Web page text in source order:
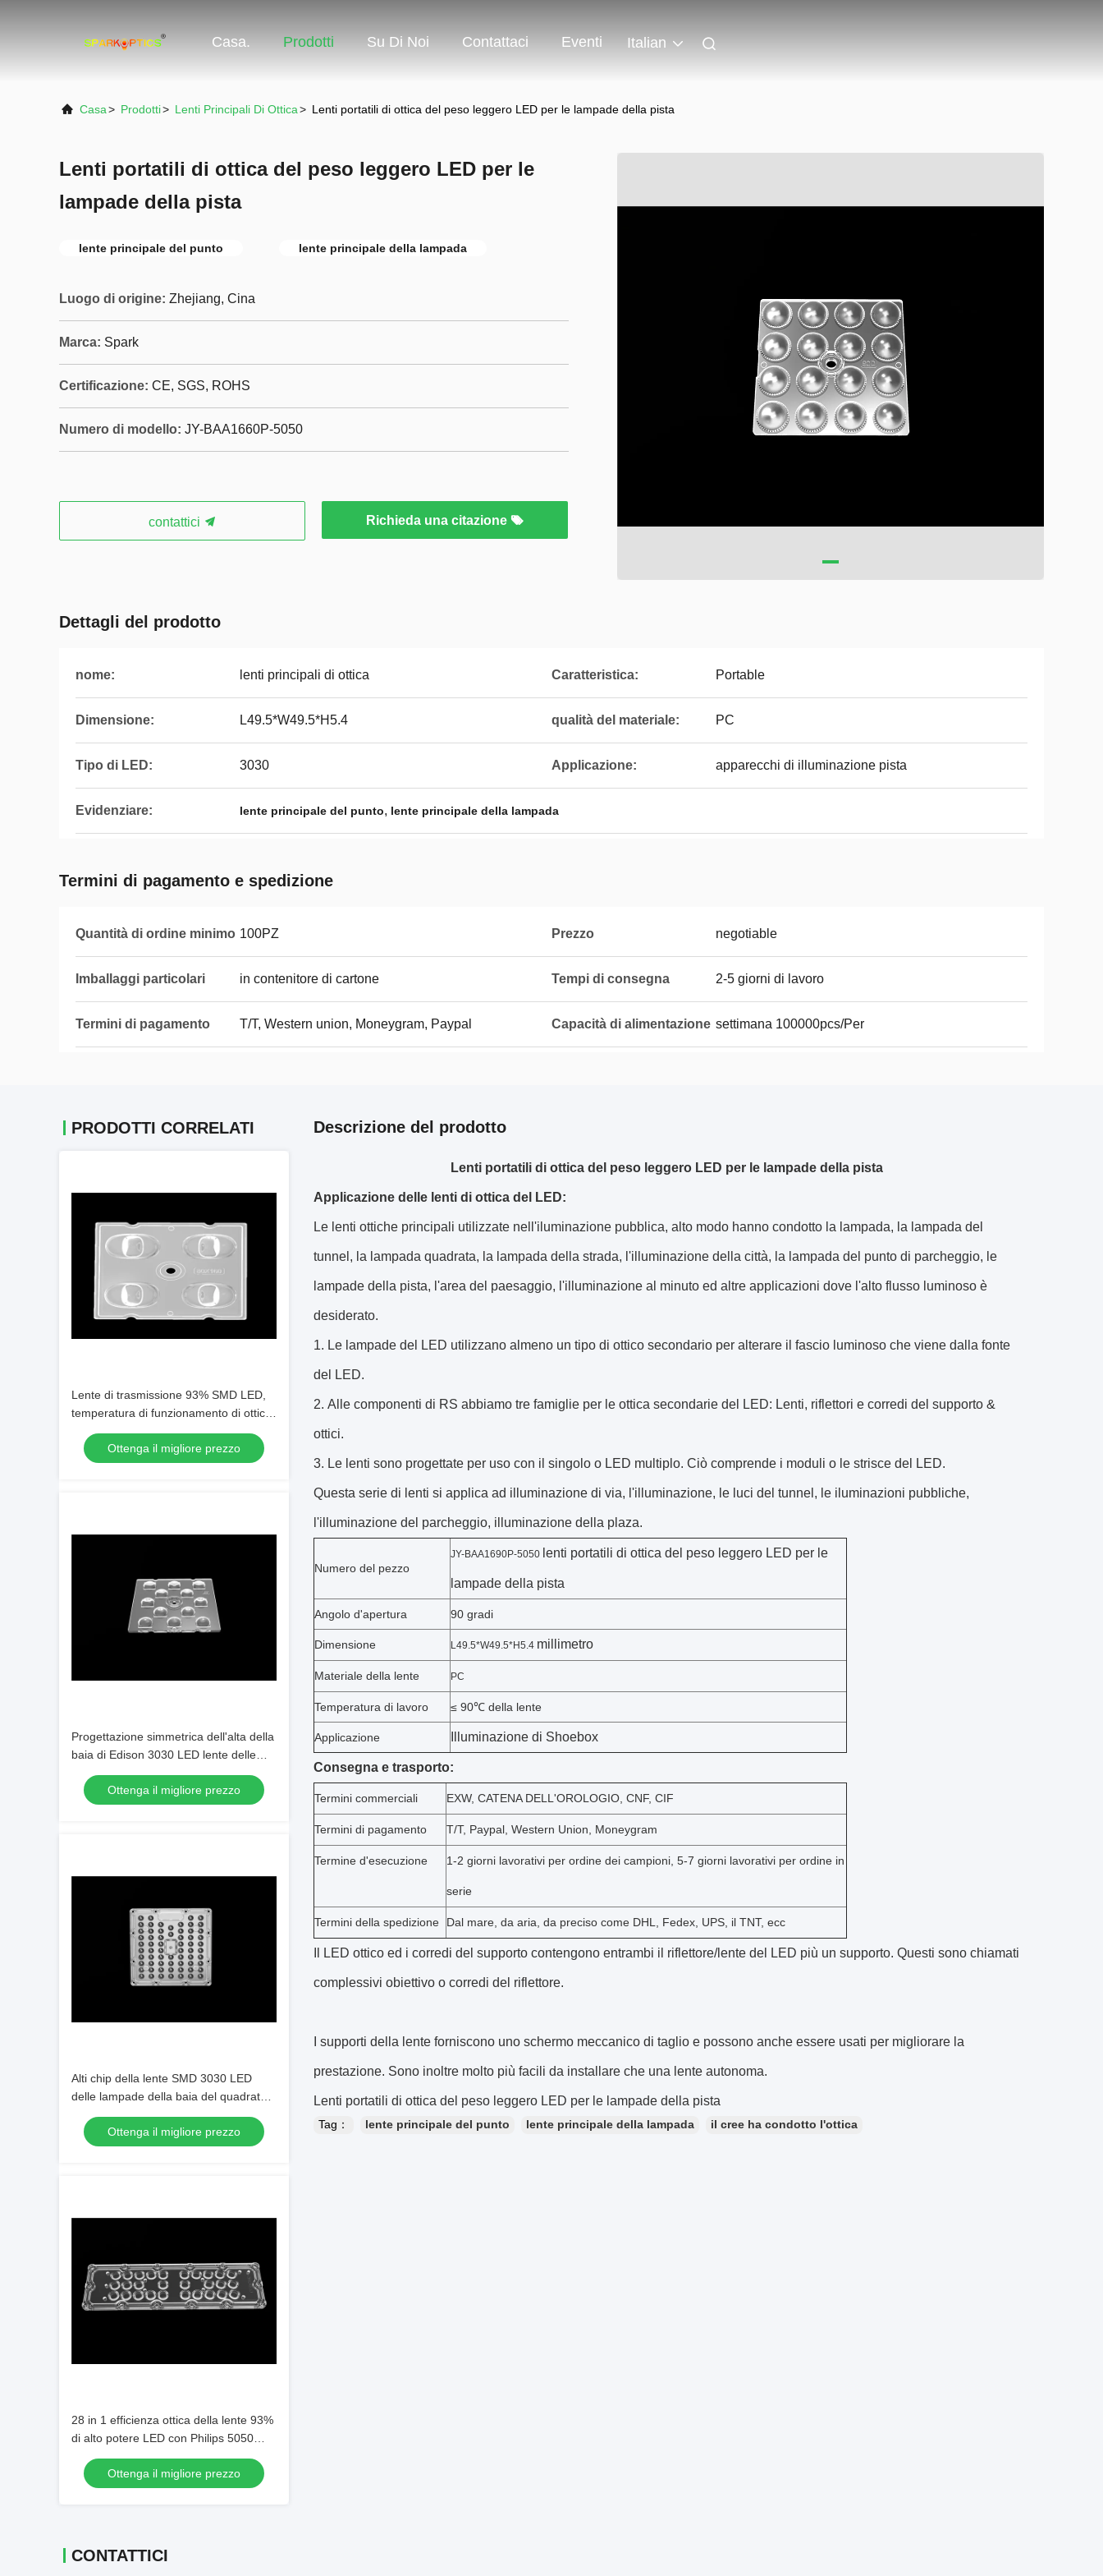
Casa. Prodotti Su Di Noi Contattaci Eventi Italian
Casa> Prodotti> Lenti Principali Di Ottica> Lenti portatili di ottica del peso leggero LED per le lampade della pista
Lenti portatili di ottica del peso leggero LED per le
lampade della pista
lente principale del punto lente principale della lampada
Luogo di origine: Zhejiang, Cina
Marca: Spark
Certificazione: CE, SGS, ROHS
Numero di modello: JY-BAA1660P-5050
contattici Richieda una citazione
Dettagli del prodotto
nome: lenti principali di ottica Caratteristica: Portable
Dimensione: L49.5*W49.5*H5.4 qualità del materiale: PC
Tipo di LED: 3030 Applicazione: apparecchi di illuminazione pista
Evidenziare: lente principale del punto, lente principale della lampada
Termini di pagamento e spedizione
Quantità di ordine minimo 100PZ Prezzo negotiable
Imballaggi particolari in contenitore di cartone Tempi di consegna 2-5 giorni di lavoro
Termini di pagamento T/T, Western union, Moneygram, Paypal Capacità di alimentazione settimana 100000pcs/Per
PRODOTTI CORRELATI
Lente di trasmissione 93% SMD LED,
temperatura di funzionamento di ottica
dei riflettori del LED sotto 90℃
Ottenga il migliore prezzo
Progettazione simmetrica dell'alta della
baia di Edison 3030 LED lente delle
lampade per illuminazione all'aperto
Ottenga il migliore prezzo
Alti chip della lente SMD 3030 LED
delle lampade della baia del quadrato
LED con il PWB di AL
Ottenga il migliore prezzo
28 in 1 efficienza ottica della lente 93%
di alto potere LED con Philips 5050
chip del LED
Ottenga il migliore prezzo
CONTATTICI
Descrizione del prodotto
Lenti portatili di ottica del peso leggero LED per le lampade della pista
Applicazione delle lenti di ottica del LED:
Le lenti ottiche principali utilizzate nell'iluminazione pubblica, alto modo hanno condotto la lampada, la lampada del
tunnel, la lampada quadrata, la lampada della strada, l'illuminazione della città, la lampada del punto di parcheggio, le
lampade della pista, l'area del paesaggio, l'illuminazione al minuto ed altre applicazioni dove l'alto flusso luminoso è
desiderato.
Le lampade del LED utilizzano almeno un tipo di ottico secondario per alterare il fascio luminoso che viene dalla fonte
del LED.
Alle componenti di RS abbiamo tre famiglie per le ottica secondarie del LED: Lenti, riflettori e corredi del supporto &
ottici.
Le lenti sono progettate per uso con il singolo o LED multiplo. Ciò comprende i moduli o le strisce del LED.
Questa serie di lenti si applica ad illuminazione di via, l'illuminazione, le luci del tunnel, le iluminazioni pubbliche,
l'illuminazione del parcheggio, illuminazione della plaza.
Numero del pezzo
JY-BAA1690P-5050 lenti portatili di ottica del peso leggero LED per le
lampade della pista
Angolo d'apertura 90 gradi
Dimensione L49.5*W49.5*H5.4 millimetro
Materiale della lente PC
Temperatura di lavoro ≤ 90℃ della lente
Applicazione Illuminazione di Shoebox
Consegna e trasporto:
Termini commerciali EXW, CATENA DELL'OROLOGIO, CNF, CIF
Termini di pagamento T/T, Paypal, Western Union, Moneygram
Termine d'esecuzione 1-2 giorni lavorativi per ordine dei campioni, 5-7 giorni lavorativi per ordine in
serie
Termini della spedizione Dal mare, da aria, da preciso come DHL, Fedex, UPS, il TNT, ecc
Il LED ottico ed i corredi del supporto contengono entrambi il riflettore/lente del LED più un supporto. Questi sono chiamati
complessivi obiettivo o corredi del riflettore.
I supporti della lente forniscono uno schermo meccanico di taglio e possono anche essere usati per migliorare la
prestazione. Sono inoltre molto più facili da installare che una lente autonoma.
Lenti portatili di ottica del peso leggero LED per le lampade della pista
Tag： lente principale del punto lente principale della lampada il cree ha condotto l'ottica